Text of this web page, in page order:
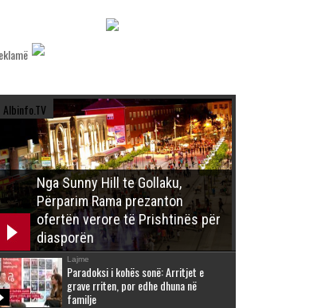
Albinfo.TV
Nga Sunny Hill te Gollaku,
Përparim Rama prezanton
ofertën verore të Prishtinës për
diasporën
Lajme
Paradoksi i kohës sonë: Arritjet e
grave rriten, por edhe dhuna në
familje